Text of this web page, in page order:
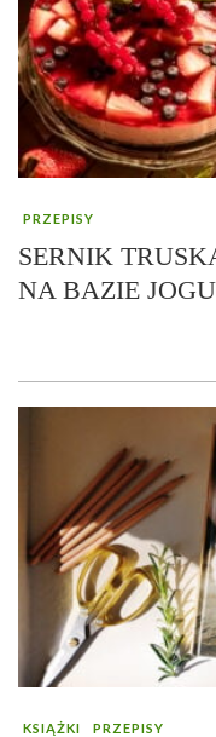
PRZEPISY
SERNIK
NA BAZIE
KSIĄŻKI PRZEPISY